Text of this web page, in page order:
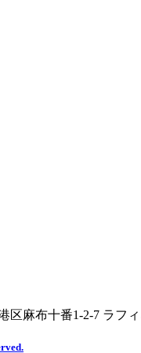
区麻布十番1-2-7 ラフ